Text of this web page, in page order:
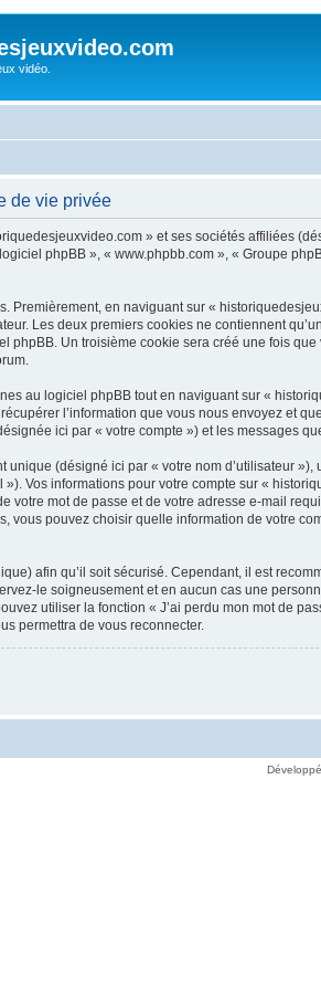
vidéo.
de vie privée
» et ses sociétés affiliées
phpBB », « www.phpbb.com », « Groupe
Premièrement, en naviguant sur «
Les deux premiers cookies ne contiennent
phpBB. Un troisième cookie sera créé une fois
au logiciel phpBB tout en naviguant sur «
l’information que vous nous envoyez et
ici par « votre compte ») et les messages
unique (désigné ici par « votre nom d’utilisateur
Vos informations pour votre compte sur «
votre mot de passe et de votre adresse e-mail
vous pouvez choisir quelle information de votre
afin qu’il soit sécurisé. Cependant, il est
le soigneusement et en aucun cas une
utiliser la fonction « J’ai perdu mon mot de
permettra de vous reconnecter.